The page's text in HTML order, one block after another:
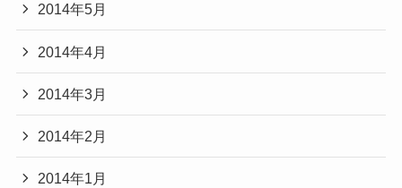
2014年5月
2014年4月
2014年3月
2014年2月
2014年1月